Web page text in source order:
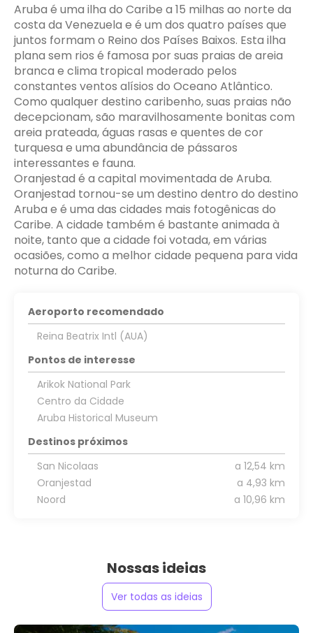
Aruba é uma ilha do Caribe a 15 milhas ao norte da
costa da Venezuela e é um dos quatro países que
juntos formam o Reino dos Países Baixos. Esta ilha
plana sem rios é famosa por suas praias de areia
branca e clima tropical moderado pelos
constantes ventos alísios do Oceano Atlântico.
Como qualquer destino caribenho, suas praias não
decepcionam, são maravilhosamente bonitas com
areia prateada, águas rasas e quentes de cor
turquesa e uma abundância de pássaros
interessantes e fauna.
Oranjestad é a capital movimentada de Aruba.
Oranjestad tornou-se um destino dentro do destino
Aruba e é uma das cidades mais fotogênicas do
Caribe. A cidade também é bastante animada à
noite, tanto que a cidade foi votada, em várias
ocasiões, como a melhor cidade pequena para vida
noturna do Caribe.
Aeroporto recomendado
Reina Beatrix Intl (AUA)
Pontos de interesse
Arikok National Park
Centro da Cidade
Aruba Historical Museum
Destinos próximos
San Nicolaas
a 12,54 km
Oranjestad
a 4,93 km
Noord
a 10,96 km
Nossas ideias
Ver todas as ideias